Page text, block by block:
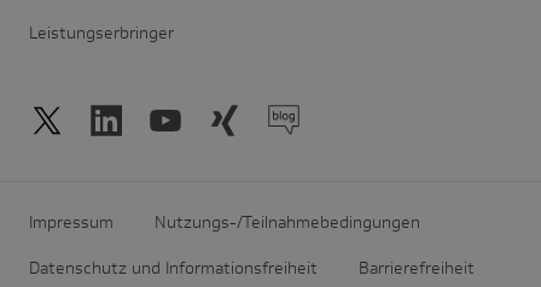
Leistungserbringer
Impressum Nutzungs-/Teilnahmebedingungen
Datenschutz und Informationsfreiheit Barrierefreiheit